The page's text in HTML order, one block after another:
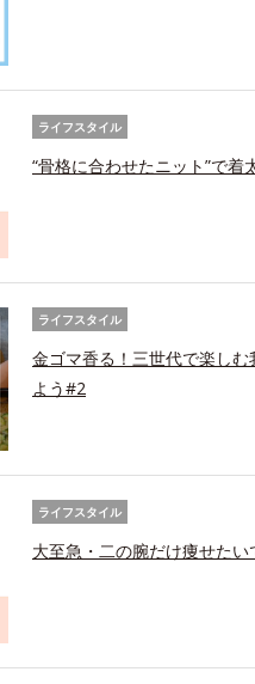
ライフスタイル
“骨格に合わせたニット”で着
ライフスタイル
金ゴマ香る！三世代で楽し
よう#2
ライフスタイル
大至急・二の腕だけ痩せたい